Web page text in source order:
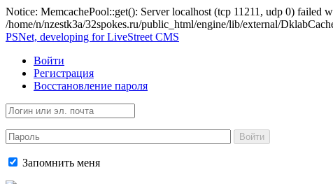
Notice: MemcachePool::get(): Server localhost (tcp 11211, udp 0) failed
/home/n/nzestk3a/32spokes.ru/public_html/engine/lib/external/
PSNet, developing for LiveStreet CMS
Войти
Регистрация
Восстановление пароля
Войти
Запомнить меня